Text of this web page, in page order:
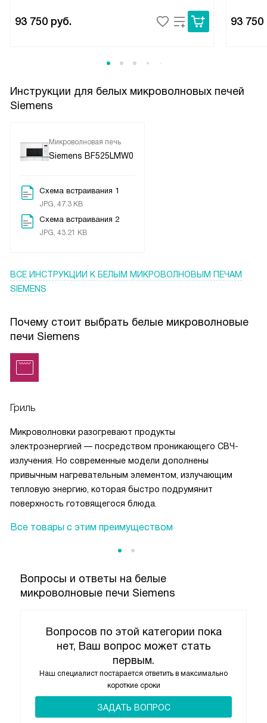
93 750 руб. 93 750
Инструкции для белых микроволновых печей
Siemens
Микроволновая печь
Siemens BF525LMW0
Схема встраивания 1
JPG, 47.3 KB
Схема встраивания 2
JPG, 43.21 KB
ВСЕ ИНСТРУКЦИИ К БЕЛЫМ МИКРОВОЛНОВЫМ ПЕЧАМ
SIEMENS
Почему стоит выбрать белые микроволновые
печи Siemens
Гриль
Микроволновки разогревают продукты
электроэнергией — посредством проникающего СВЧ-
излучения. Но современные модели дополнены
привычным нагревательным элементом, излучающим
тепловую энергию, которая быстро подрумянит
поверхность готовящегося блюда.
Все товары с этим преимуществом
Вопросы и ответы на белые
микроволновые печи Siemens
Вопросов по этой категории пока
нет, Ваш вопрос может стать
первым.
Наш специалист постарается ответить в максимально
короткие сроки
ЗАДАТЬ ВОПРОС